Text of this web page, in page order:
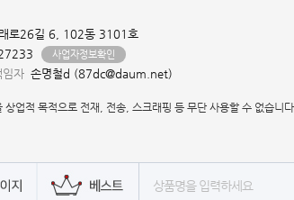
로26길 6, 102동 3101호
사업자정보확인
임자 손명철d (87dc@daum.net)
업적 목적으로 전재, 전송, 스크래핑 등 무단 사용할 수 없습니다.